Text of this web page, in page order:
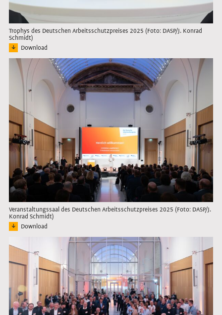
Trophys des Deutschen Arbeitsschutzpreises 2025 (Foto: DASP/J. Konrad
Schmidt)
Download
Bild: Die Trophys des Deutschen Arbeitsschutzpreises 2025 stehen auf einem
Link öffnet das Bild in Lightbox
Veranstaltungssaal des Deutschen Arbeitsschutzpreises 2025 (Foto: DASP/J.
Konrad Schmidt)
Download
Bild: Das Publikum vor der Bühne beim Deutschen Arbeitsschutzpreis 2025
Link öffnet das Bild in Lightbox